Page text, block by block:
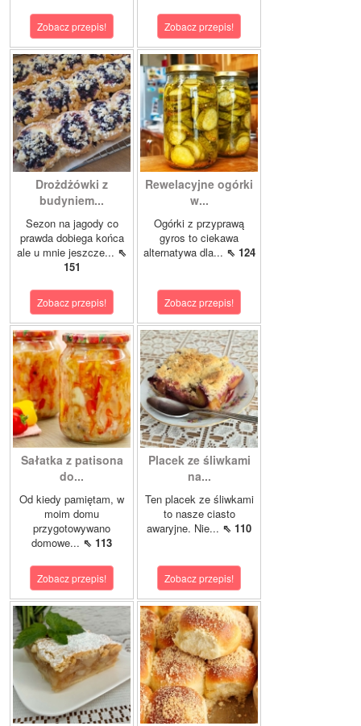
Zobacz przepis! Zobacz przepis!
Drożdżówki z
budyniem...
Sezon na jagody co
prawda dobiega końca
ale u mnie jeszcze... ⇖
151
Zobacz przepis!
Rewelacyjne ogórki
w...
Ogórki z przyprawą
gyros to ciekawa
alternatywa dla... ⇖ 124
Zobacz przepis!
Sałatka z patisona
do...
Od kiedy pamiętam, w
moim domu
przygotowywano
domowe... ⇖ 113
Zobacz przepis!
Placek ze śliwkami
na...
Ten placek ze śliwkami
to nasze ciasto
awaryjne. Nie... ⇖ 110
Zobacz przepis!